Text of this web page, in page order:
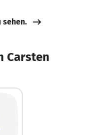
sehen.
Carsten